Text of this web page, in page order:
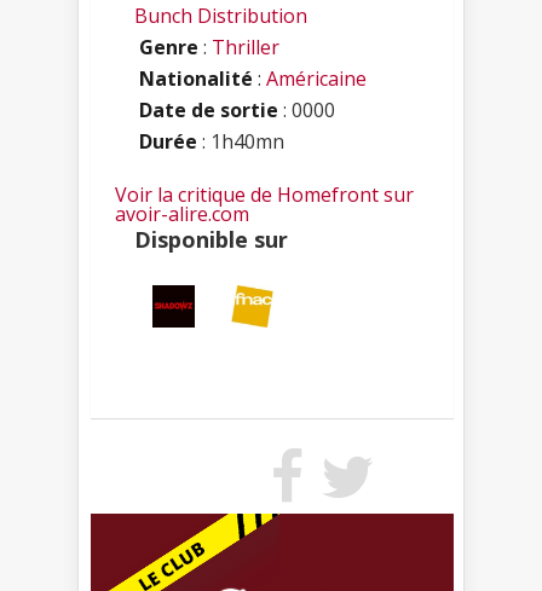
Bunch Distribution
Genre : Thriller
Nationalité : Américaine
Date de sortie : 0000
Durée : 1h40mn
Voir la critique de Homefront sur
avoir-alire.com
Disponible sur